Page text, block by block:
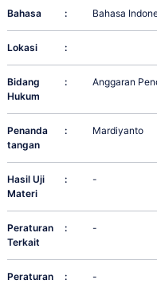
Bahasa : Bahasa
Lokasi :
Bidang
Hukum
: Anggaran
Penanda
tangan
: Mardiyanto
Hasil Uji
Materi
: -
Peraturan
Terkait
: -
Peraturan
: -